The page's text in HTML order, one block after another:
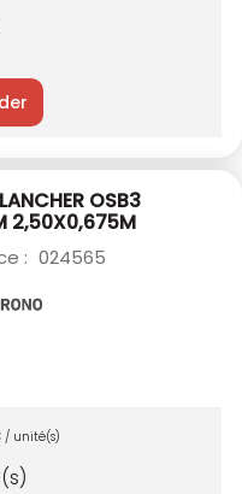
OSB3
2,50X0,675M
: 024565
/ unité(s)